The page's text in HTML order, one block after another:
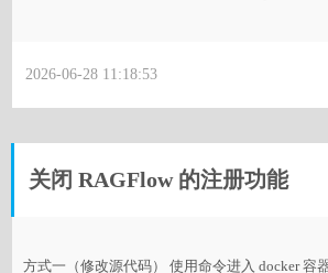
2026-06-28 11:18:53
关闭 RAGFlow 的注册功能
方式一（修改源代码） 使用命令进入 docker 容